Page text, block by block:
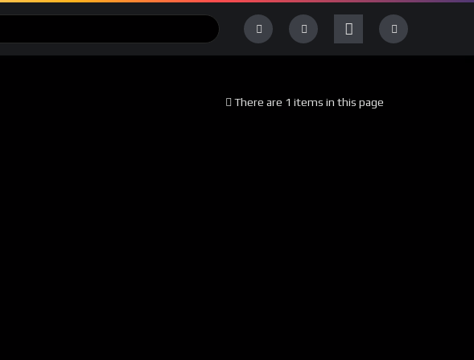
There are 1 items in this page